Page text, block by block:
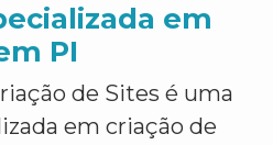
em
PI
de Sites é uma
em criação de